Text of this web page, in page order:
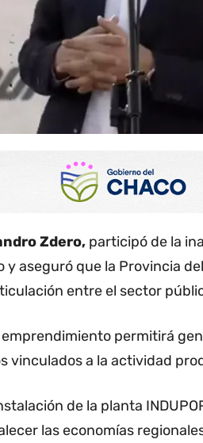
Zdero, participó de la
y aseguró que la Provincia
entre el sector
permitirá
vinculados a la actividad
de la planta
las economías